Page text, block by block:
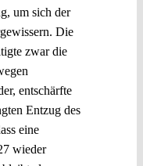
um sich der
Die
zwar die
entschärfte
Entzug des
eine
wieder